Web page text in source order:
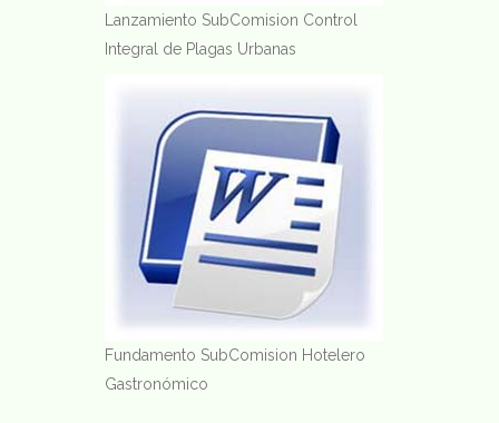
Lanzamiento SubComision Control
Integral de Plagas Urbanas
Fundamento SubComision Hotelero
Gastronómico